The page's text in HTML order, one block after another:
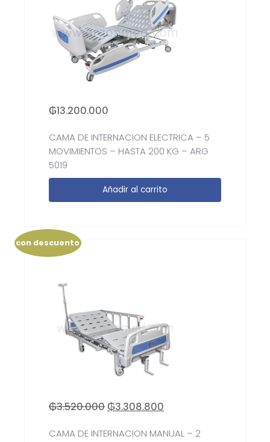
₲13.200.000
CAMA DE INTERNACION ELECTRICA – 5
MOVIMIENTOS – HASTA 200 KG – ARG
5019
Añadir al carrito
con descuento
₲3.520.000 ₲3.308.800
CAMA DE INTERNACION MANUAL – 2